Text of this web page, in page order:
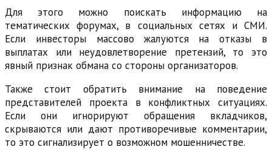
Для этого можно поискать информацию на
тематических форумах, в социальных сетях и СМИ.
Если инвесторы массово жалуются на отказы в
выплатах или неудовлетворение претензий, то это
явный признак обмана со стороны организаторов.
Также стоит обратить внимание на поведение
представителей проекта в конфликтных ситуациях.
Если они игнорируют обращения вкладчиков,
скрываются или дают противоречивые комментарии,
то это сигнализирует о возможном мошенничестве.